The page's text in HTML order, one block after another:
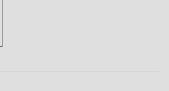
PES-Vlies Füllung